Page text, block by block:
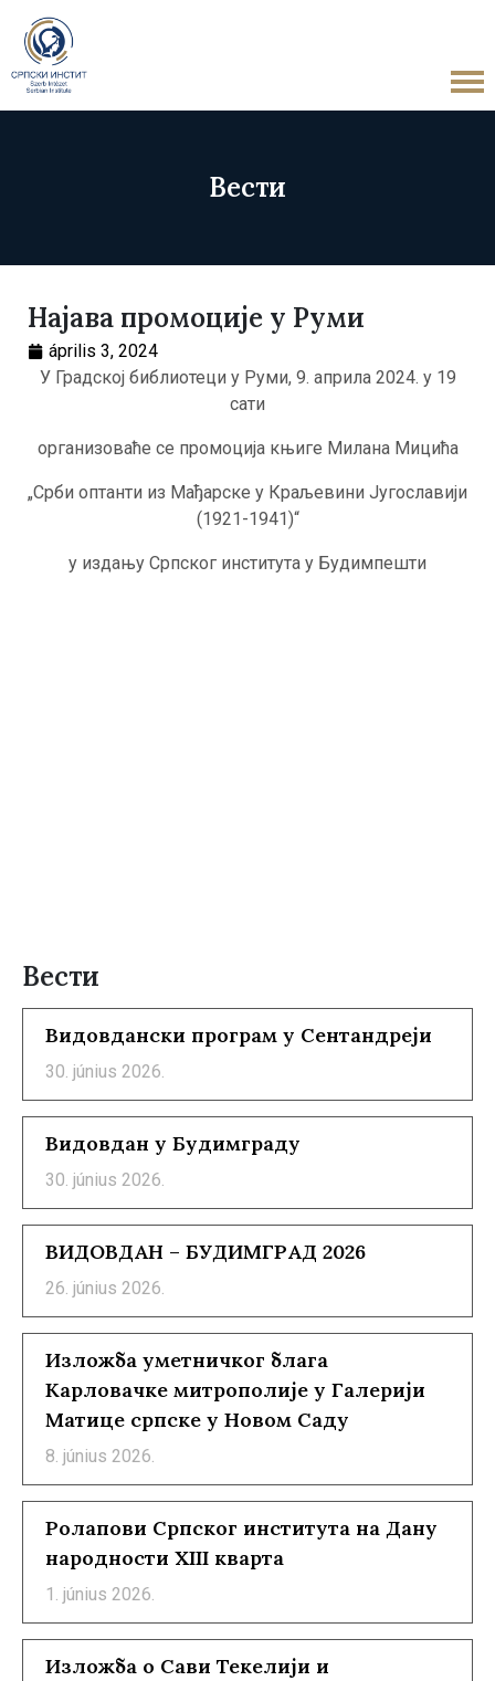
Вести
Најава промоције у Руми
április 3, 2024
У Градској библиотеци у Руми, 9. априла 2024. у 19
сати
организоваће се промоција књиге Милана Мицића
„Срби оптанти из Мађарске у Краљевини Југославији
(1921-1941)“
у издању Српског института у Будимпешти
Вести
Видовдански програм у Сентандреји
30. június 2026.
Видовдан у Будимграду
30. június 2026.
ВИДОВДАН – БУДИМГРАД 2026
26. június 2026.
Изложба уметничког блага
Карловачке митрополије у Галерији
Матице српске у Новом Саду
8. június 2026.
Ролапови Српског института на Дану
народности XIII кварта
1. június 2026.
Изложба о Сави Текелији и